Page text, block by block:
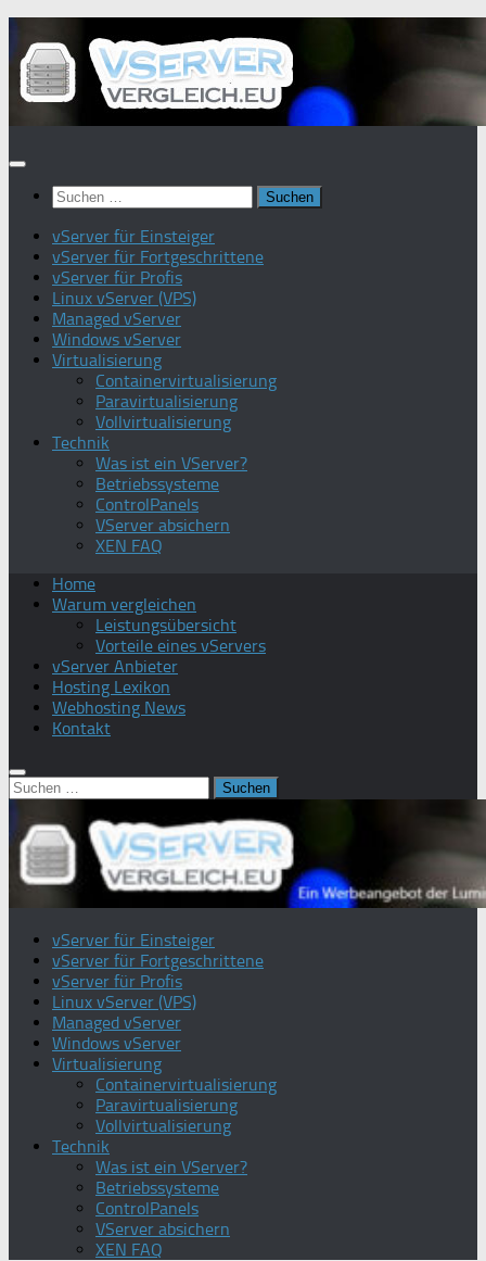
Inhalt
springen
Suchen
nach:
vServer für Einsteiger
vServer für Fortgeschrittene
vServer für Profis
Linux vServer (VPS)
Managed vServer
Windows vServer
Virtualisierung
Containervirtualisierung
Paravirtualisierung
Vollvirtualisierung
Technik
Was ist ein VServer?
Betriebssysteme
ControlPanels
VServer absichern
XEN FAQ
Home
Warum vergleichen
Leistungsübersicht
Vorteile eines vServers
vServer Anbieter
Hosting Lexikon
Webhosting News
Kontakt
Suchen
nach:
vServer für Einsteiger
vServer für Fortgeschrittene
vServer für Profis
Linux vServer (VPS)
Managed vServer
Windows vServer
Virtualisierung
Containervirtualisierung
Paravirtualisierung
Vollvirtualisierung
Technik
Was ist ein VServer?
Betriebssysteme
ControlPanels
VServer absichern
XEN FAQ